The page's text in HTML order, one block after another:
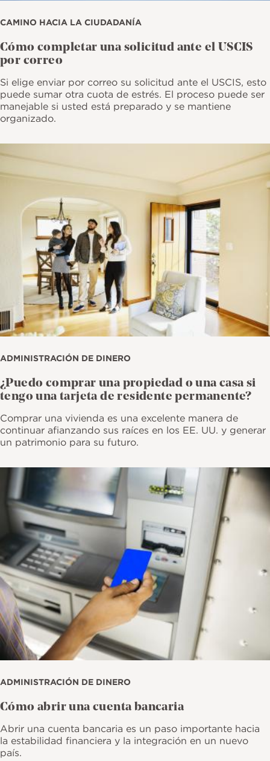
CAMINO HACIA LA CIUDADANÍA
Cómo completar una solicitud ante el USCIS
por correo
Si elige enviar por correo su solicitud ante el USCIS, esto
puede sumar otra cuota de estrés. El proceso puede ser
manejable si usted está preparado y se mantiene
organizado.
ADMINISTRACIÓN DE DINERO
¿Puedo comprar una propiedad o una casa si
tengo una tarjeta de residente permanente?
Comprar una vivienda es una excelente manera de
continuar afianzando sus raíces en los EE. UU. y generar
un patrimonio para su futuro.
Imagen
ADMINISTRACIÓN DE DINERO
Cómo abrir una cuenta bancaria
Abrir una cuenta bancaria es un paso importante hacia
la estabilidad financiera y la integración en un nuevo
país.